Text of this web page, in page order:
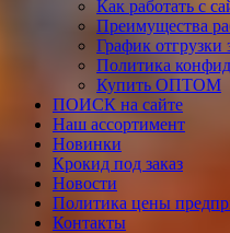
Как работать с
Преимущества
График отгрузки
Политика
Купить ОПТОМ
ПОИСК на сайте
Наш ассортимент
Новинки
Крокид под заказ
Новости
Политика цены
Контакты